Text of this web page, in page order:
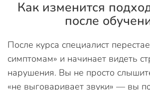
Как изменится
после
После курса специалист
симптомам» и начинает видеть
нарушения. Вы не просто
«не выговаривает звуки» — вы